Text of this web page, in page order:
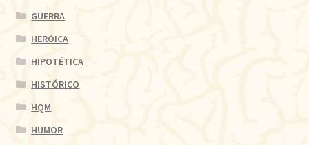
GUERRA
HERÓICA
HIPOTÉTICA
HISTÓRICO
HQM
HUMOR